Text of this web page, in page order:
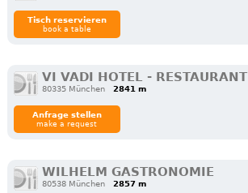
Tisch reservieren
book a table
VI VADI HOTEL - RESTAURANT
80335 München 2841 m
Anfrage stellen
make a request
WILHELM GASTRONOMIE
80538 München 2857 m